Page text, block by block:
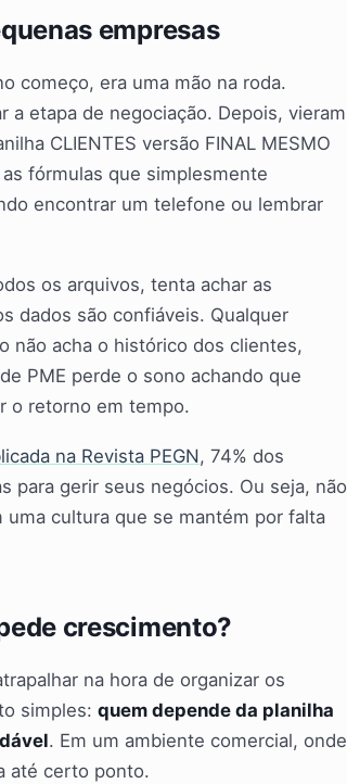
empresas
começo, era uma mão na roda.
a etapa de negociação. Depois, vieram
CLIENTES versão FINAL MESMO
fórmulas que simplesmente
encontrar um telefone ou lembrar
os arquivos, tenta achar as
dados são confiáveis. Qualquer
não acha o histórico dos clientes,
PME perde o sono achando que
o retorno em tempo.
na Revista PEGN, 74% dos
para gerir seus negócios. Ou seja, não
cultura que se mantém por falta
crescimento?
na hora de organizar os
simples: quem depende da planilha
. Em um ambiente comercial, onde
até certo ponto.